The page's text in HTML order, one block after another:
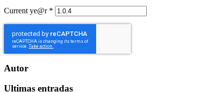
Current ye@r *
Autor
Ultimas entradas